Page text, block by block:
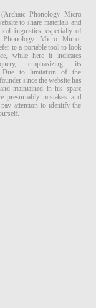
Phonology Micro
to share materials and
linguistics, especially of
Phonology. Micro Mirror
to a portable tool to look
while here it indicates
emphasizing its
Due to limitation of the
since the website has
maintained in his spare
presumably mistakes and
pay attention to identify the